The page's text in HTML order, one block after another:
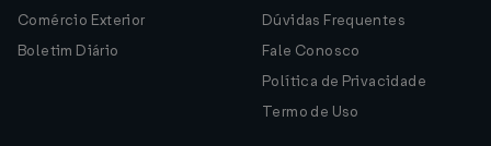
Comércio Exterior
Boletim Diário
Dúvidas Frequentes
Fale Conosco
Política de Privacidade
Termo de Uso